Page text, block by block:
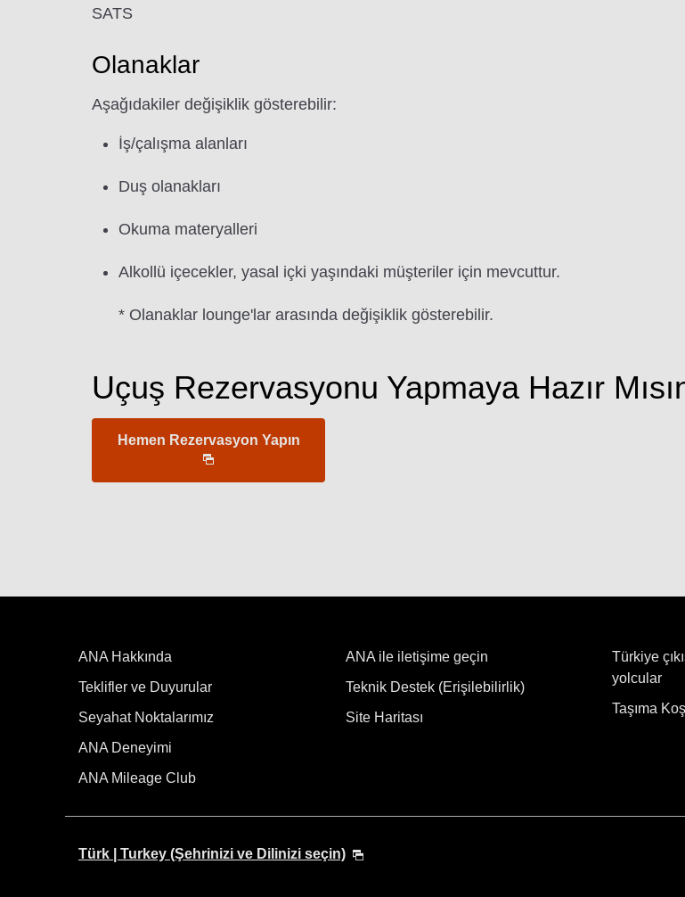
SATS
Olanaklar
Aşağıdakiler değişiklik gösterebilir:
İş/çalışma alanları
Duş olanakları
Okuma materyalleri
Alkollü içecekler, yasal içki yaşındaki müşteriler için mevcuttur.
* Olanaklar lounge'lar arasında değişiklik gösterebilir.
Uçuş Rezervasyonu Yapmaya Hazır
Hemen Rezervasyon Yapın
ANA Hakkında
Teklifler ve Duyurular
Seyahat Noktalarımız
ANA Deneyimi
ANA Mileage Club
ANA ile iletişime geçin
Teknik Destek (Erişilebilirlik)
Site Haritası
Türkiye
yolcular
Taşıma
Türk | Turkey (Şehrinizi ve Dilinizi seçin)